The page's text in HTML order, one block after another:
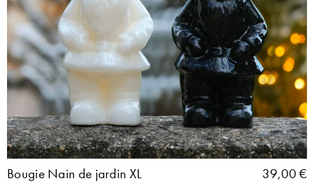
Bougie Nain de jardin XL 39,00 €